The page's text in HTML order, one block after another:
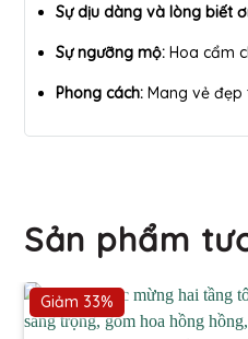
Sự dịu dàng và lòng biết
Sự ngưỡng mộ: Hoa cẩm
Phong cách: Mang vẻ đẹp
Sản phẩm
Giảm 33%